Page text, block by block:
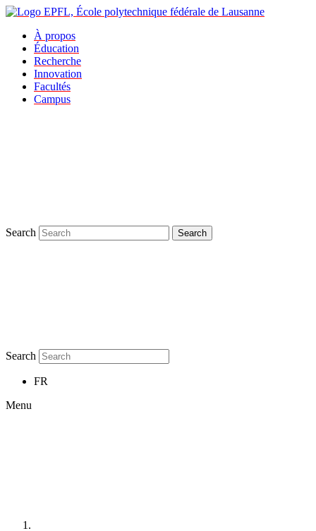
À propos
Éducation
Recherche
Innovation
Facultés
Campus
Search Search
Search
FR
Menu